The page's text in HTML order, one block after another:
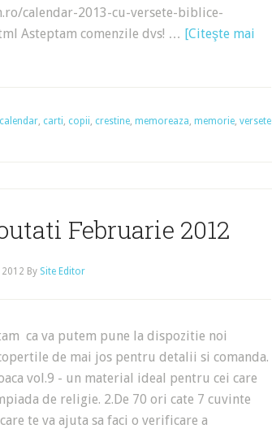
calendar-2013-cu-versete-biblice-
Asteptam comenzile dvs! … [Citeşte mai
calendar, carti, copii, crestine, memoreaza, memorie, versete
Februarie 2012
By Site Editor
ca va putem pune la dispozitie noi
de mai jos pentru detalii si comanda.
vol.9 - un material ideal pentru cei care
de religie. 2.De 70 ori cate 7 cuvinte
te va ajuta sa faci o verificare a